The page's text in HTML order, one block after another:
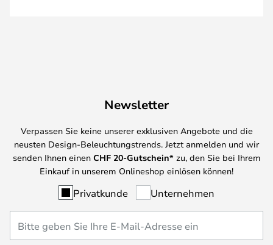
Newsletter
Verpassen Sie keine unserer exklusiven Angebote und die
neusten Design-Beleuchtungstrends. Jetzt anmelden und wir
senden Ihnen einen CHF 20-Gutschein* zu, den Sie bei Ihrem
Einkauf in unserem Onlineshop einlösen können!
Privatkunde Unternehmen